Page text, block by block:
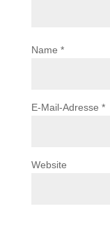
Name *
E-Mail-Adresse *
Website